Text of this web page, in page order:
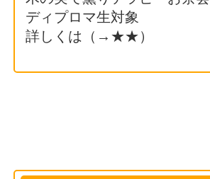
ディプロマ生対象
詳しくは（→ ★★）